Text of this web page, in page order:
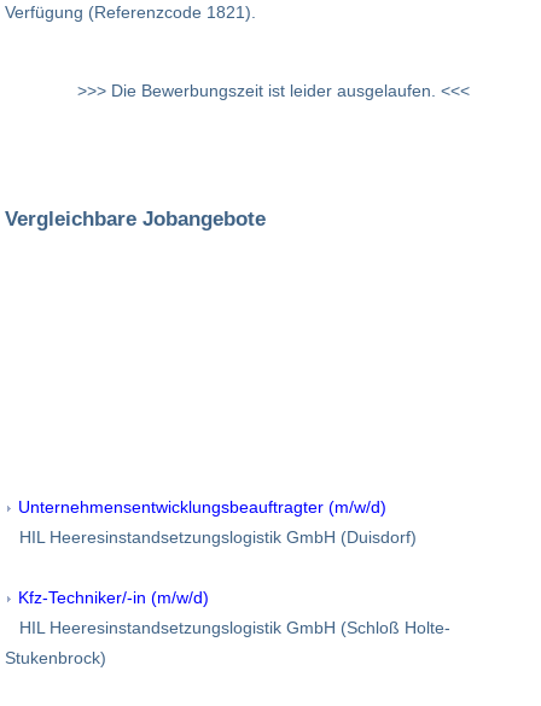
Verfügung (Referenzcode 1821).
>>> Die Bewerbungszeit ist leider ausgelaufen. <<<
Vergleichbare Jobangebote
Unternehmensentwicklungsbeauftragter (m/w/d)
HIL Heeresinstandsetzungslogistik GmbH (Duisdorf)
Kfz-Techniker/-in (m/w/d)
HIL Heeresinstandsetzungslogistik GmbH (Schloß Holte-
Stukenbrock)